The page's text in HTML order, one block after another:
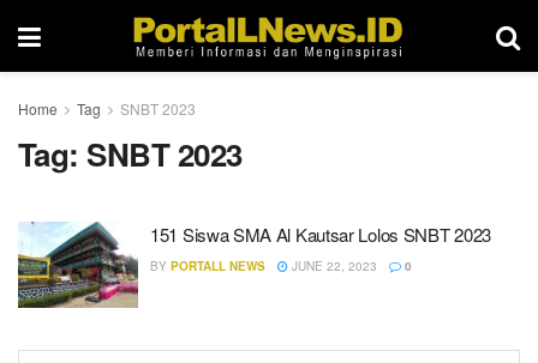
Home Tag SNBT 2023
Tag: SNBT 2023
151 Siswa SMA Al Kautsar Lolos SNBT 2023
BY PORTALL NEWS JUNE 22, 2023 0